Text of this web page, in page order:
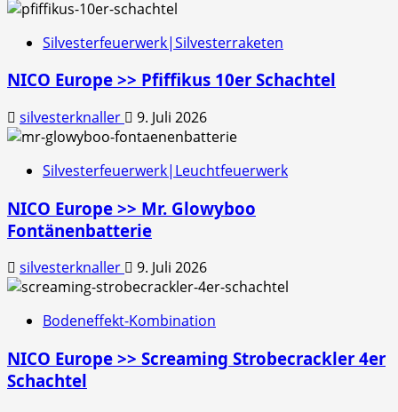
Silvesterfeuerwerk|Silvesterraketen
NICO Europe >> Pfiffikus 10er Schachtel
silvesterknaller 9. Juli 2026
Silvesterfeuerwerk|Leuchtfeuerwerk
NICO Europe >> Mr. Glowyboo
Fontänenbatterie
silvesterknaller 9. Juli 2026
Bodeneffekt-Kombination
NICO Europe >> Screaming Strobecrackler 4er
Schachtel